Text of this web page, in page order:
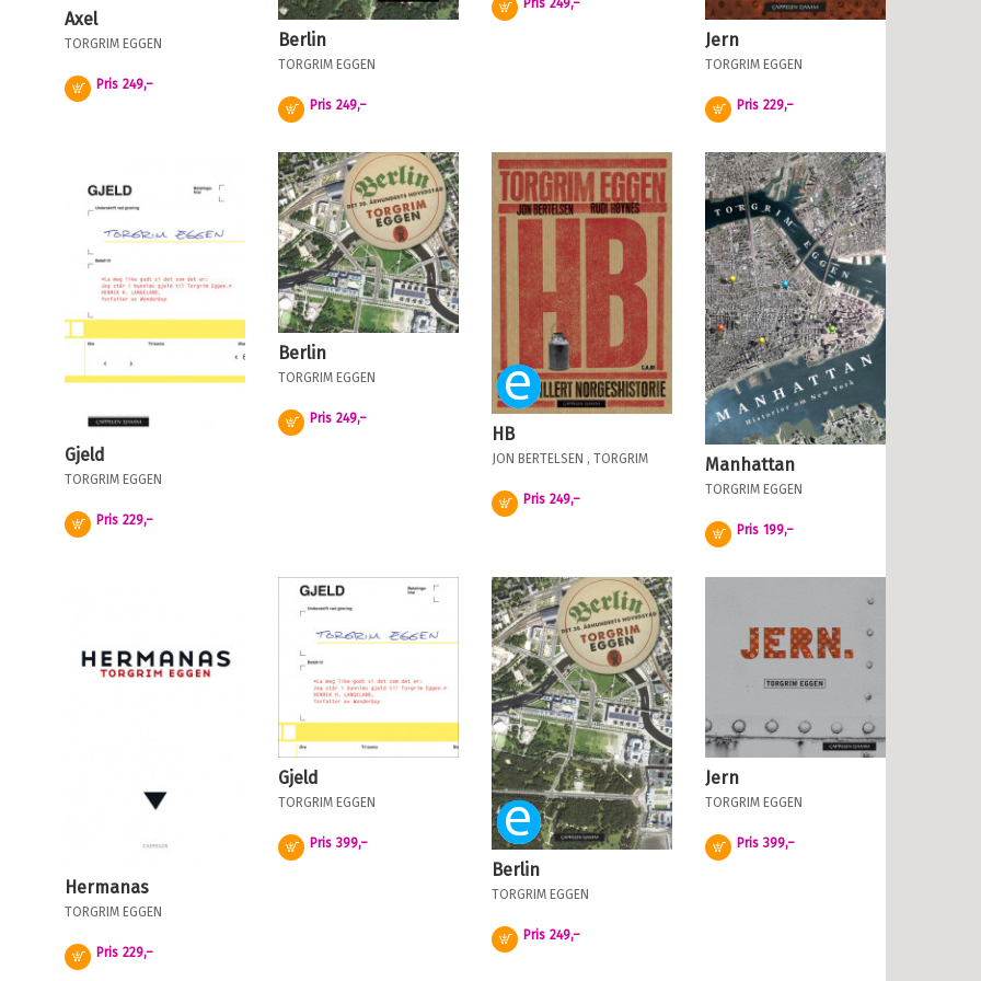
Axel
TORGRIM EGGEN
Pris 249,–
Kjøp
Berlin
TORGRIM EGGEN
Pris 249,–
Kjøp
Pris 249,–
Kjøp
Jern
TORGRIM EGGEN
Pris 229,–
Kjøp
Gjeld
TORGRIM EGGEN
Pris 229,–
Kjøp
Berlin
TORGRIM EGGEN
Pris 249,–
Kjøp
Ebok
HB
JON BERTELSEN , TORGRIM
Pris 249,–
Kjøp
Manhattan
TORGRIM EGGEN
Pris 199,–
Kjøp
Hermanas
TORGRIM EGGEN
Pris 229,–
Kjøp
Gjeld
TORGRIM EGGEN
Pris 399,–
Kjøp
Ebok
Berlin
TORGRIM EGGEN
Pris 249,–
Kjøp
Jern
TORGRIM EGGEN
Pris 399,–
Kjøp